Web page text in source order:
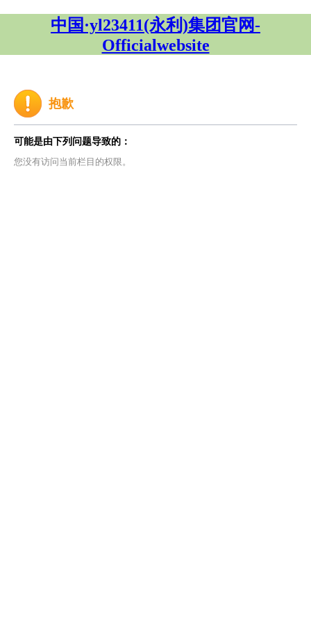
中国·yl23411(永利)集团官网-
Officialwebsite
抱歉
可能是由下列问题导致的：
您没有访问当前栏目的权限。